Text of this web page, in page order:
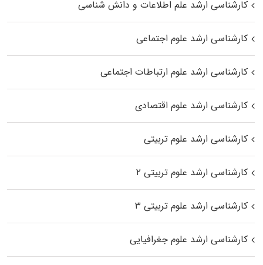
کارشناسی ارشد علم اطلاعات و دانش شناسی
کارشناسی ارشد علوم اجتماعی
کارشناسی ارشد علوم ارتباطات اجتماعی
کارشناسی ارشد علوم اقتصادی
کارشناسی ارشد علوم تربیتی
کارشناسی ارشد علوم تربیتی ۲
کارشناسی ارشد علوم تربیتی ۳
کارشناسی ارشد علوم جغرافیایی